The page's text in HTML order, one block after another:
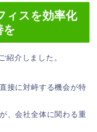
ィスを効率化
を
紹介しました。
接に対峙する機会が特
、会社全体に関わる重